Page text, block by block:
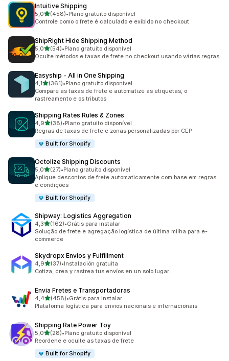
Intuitive Shipping
5,0de 5 estrelas
(458)
458 avaliações ao todo
•Plano gratuito disponível
Controle como o frete é calculado e exibido no checkout.
ShipRight Hide Shipping Method
5,0de 5 estrelas
(54)
54 avaliações ao todo
•Plano gratuito disponível
Oculte métodos e taxas de frete no checkout usando várias regras.
Easyship ‑ All in One Shipping
4,1de 5 estrelas
(361)
361 avaliações ao todo
•Plano gratuito disponível
Compare as taxas de frete e automatize as etiquetas, o
rastreamento e os tributos
Shipping Rates Rules & Zones
4,9de 5 estrelas
(38)
38 avaliações ao todo
•Plano gratuito disponível
Regras de taxas de frete e zonas personalizadas por CEP
Built for Shopify
Octolize Shipping Discounts
5,0de 5 estrelas
(27)
27 avaliações ao todo
•Plano gratuito disponível
Aplique descontos de frete automaticamente com base em regras
e condições
Built for Shopify
Shipway: Logistics Aggregation
4,3de 5 estrelas
(162)
162 avaliações ao todo
•Grátis para instalar
Solução de frete e agregação logística de última milha para e-
commerce
Skydropx Envíos y Fulfillment
4,9de 5 estrelas
(37)
37 avaliações ao todo
•Instalación gratuita
Cotiza, crea y rastrea tus envíos en un solo lugar.
Envia Fretes e Transportadoras
4,4de 5 estrelas
(458)
458 avaliações ao todo
•Grátis para instalar
Plataforma logística para envios nacionais e internacionais
Shipping Rate Power Toy
5,0de 5 estrelas
(28)
28 avaliações ao todo
•Plano gratuito disponível
Reordene e oculte as taxas de frete
Built for Shopify